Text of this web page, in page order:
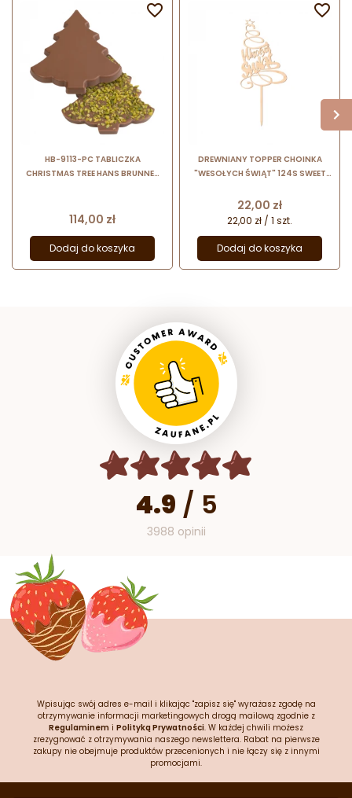
HB-9113-PC TABLICZKA
CHRISTMAS TREE HANS BRUNNER
Cena
114,00 zł
Dodaj do koszyka

DREWNIANY TOPPER CHOINKA
"WESOŁYCH ŚWIĄT" 124S SWEET
brzozowej
Cena
22,00 zł
22,00 zł / 1 szt.
Dodaj do koszyka

4.9 / 5
3988 opinii
Wpisując swój adres e-mail i klikając "zapisz się" wyrażasz zgodę na
otrzymywanie informacji marketingowych drogą mailową zgodnie z
Regulaminem i Polityką Prywatności. W każdej chwili możesz
zrezygnować z otrzymywania naszego newslettera. Rabat na pierwsze
zakupy nie obejmuje produktów przecenionych i nie łączy się z innymi
promocjami.